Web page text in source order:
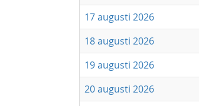
17 augusti 2026
18 augusti 2026
19 augusti 2026
20 augusti 2026